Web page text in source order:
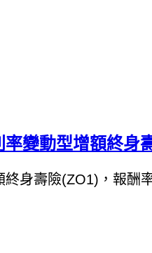
變動型增額終身
身壽險(ZO1)，報酬